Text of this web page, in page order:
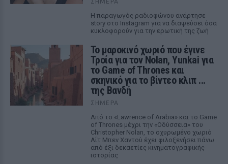
ΣΉΜΕΡΑ
Η παραγωγός ραδιοφώνου ανάρτησε
story στο Instagram για να διαψεύσει όσα
κυκλοφορούν για την ερωτική της ζωή
Το μαροκινό χωριό που έγινε
Τροία για τον Nolan, Yunkai για
το Game of Thrones και
σκηνικό για το βίντεο κλιπ ...
της Βανδή
ΣΉΜΕΡΑ
Από το «Lawrence of Arabia» και το Game
of Thrones μέχρι την «Οδύσσεια» του
Christopher Nolan, το οχυρωμένο χωριό
Αΐτ Μπεν Χαντού έχει φιλοξενήσει πάνω
από έξι δεκαετίες κινηματογραφικής
ιστορίας